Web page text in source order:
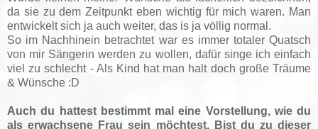
da sie zu dem Zeitpunkt eben wichtig für mich waren. Man
entwickelt sich ja auch weiter, das is ja völlig normal.
So im Nachhinein betrachtet war es immer totaler Quatsch
von mir Sängerin werden zu wollen, dafür singe ich einfach
viel zu schlecht - Als Kind hat man halt doch große Träume
& Wünsche :D
Auch du hattest bestimmt mal eine Vorstellung, wie du
als erwachsene Frau sein möchtest. Bist du zu dieser